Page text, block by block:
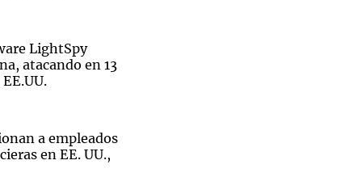
LightSpy
atacando en 13
a empleados
en EE. UU.,